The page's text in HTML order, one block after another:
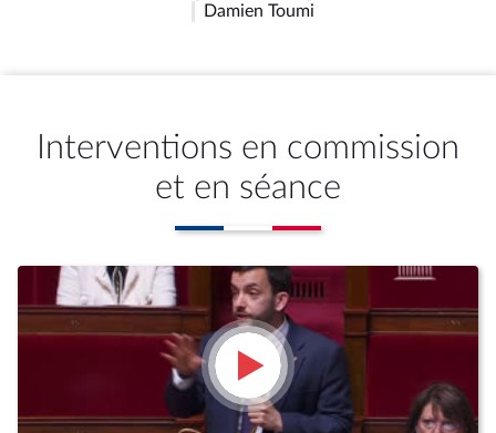
Damien Toumi
Interventions en commission
et en séance